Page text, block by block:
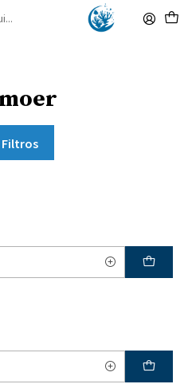
desde 149,90€ (Envio extresso: 14,90€)
mais
Filtros